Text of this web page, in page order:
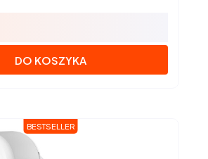
DO KOSZYKA
BESTSELLER